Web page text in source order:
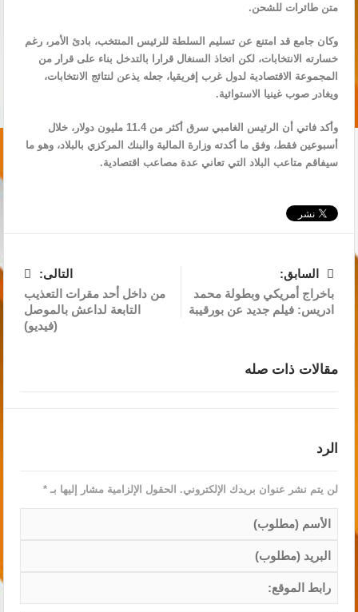
متن طائرات للشحن.
وكان جامع قد امتنع عن تسليم السلطة للرئيس المنتخب، بادئ الأمر، رغم
خسارته الانتخابات، لكن اتخاذ السنغال قرارا بالتدخل بناء على قرار من
المجموعة الاقتصادية لدول غرب إفريقيا، جعله يذعن لنتائج الانتخابات،
ويغادر صوب غينيا الاستوائية.
وأكد فاتي أن الرئيس الغامبي سرق أكثر من 11.4 مليون دولار، خلال
أسبوعين فقط، وفق ما أكدته وزارة المالية والبنك المركزي بالبلاد، وهو ما
سيفاقم متاعب البلاد التي تعاني عدة مصاعب اقتصادية.
السابق:
باخراج أمريكي وبطولة محمد
ادريس: فيلم جديد عن بورقيبة
التالى:
من داخل أحد مقرات التعذيب
التابعة لداعش بالموصل
(فيديو)
مقالات ذات صله
الرد
لن يتم نشر عنوان بريدك الإلكتروني. الحقول الإلزامية مشار إليها بـ*